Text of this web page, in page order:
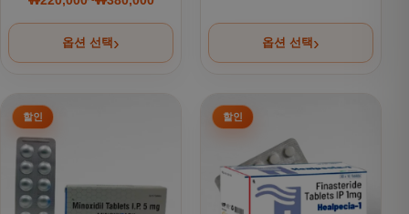
가격 범위: ₩220,000~₩380,000
옵션 선택 옵션 선택
여러 상품 옵션이 이 상품에 있습니다. 상품 페이지에서 옵션
여러 상품 옵션이 이 상품에